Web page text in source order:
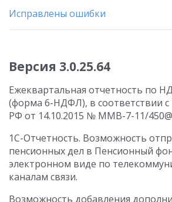
Исправлены ошибки
Версия 3.0.25.64
Ежеквартальная отчетность по
(форма 6-НДФЛ), в соответствии
РФ от 14.10.2015 № ММВ-7-11/
1С-Отчетность. Возможность
пенсионных дел в Пенсионный
электронном виде по
каналам связи.
Возможность добавления